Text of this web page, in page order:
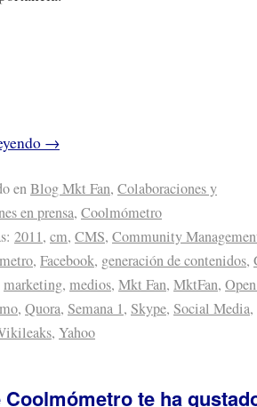
→
enBlog Mkt Fan, Colaboraciones y
en prensa, Coolmómetro
2011, cm, CMS, Community
, Facebook, generación de contenidos,
marketing, medios, Mkt Fan, MktFan,
, Quora, Semana 1, Skype, Social Media,
, Yahoo
Coolmómetro te ha